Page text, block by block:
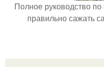
Полное руководство
правильно сажать